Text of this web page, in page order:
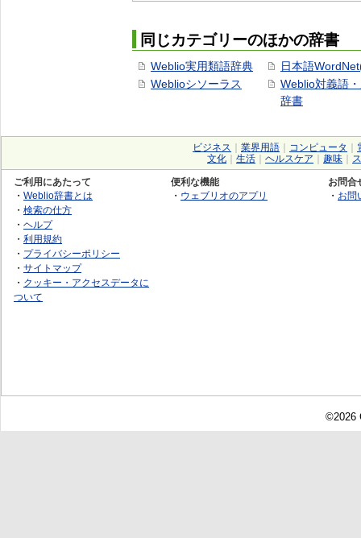
同じカテゴリーのほかの辞書
Weblio実用類語辞典
Weblioシソーラス
日本語
Weblio対義語
辞書
ビジネス 業界用語 コンピュータ
文化
生活 ヘルスケア 趣味
ご利用にあたって
・ Weblio辞書とは
・ 検索の仕方
・ ヘルプ
・ 利用規約
・ プライバシーポリシー
・ サイトマップ
・ クッキー・アクセスデータに
ついて
便利な機能
・ ウェブリオのアプリ
お問合
・ お問
©2026